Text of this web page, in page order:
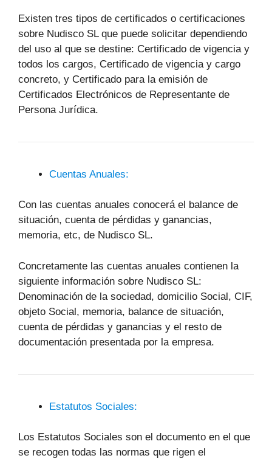
Existen tres tipos de certificados o certificaciones
sobre Nudisco SL que puede solicitar dependiendo
del uso al que se destine: Certificado de vigencia y
todos los cargos, Certificado de vigencia y cargo
concreto, y Certificado para la emisión de
Certificados Electrónicos de Representante de
Persona Jurídica.
Cuentas Anuales:
Con las cuentas anuales conocerá el balance de
situación, cuenta de pérdidas y ganancias,
memoria, etc, de Nudisco SL.
Concretamente las cuentas anuales contienen la
siguiente información sobre Nudisco SL:
Denominación de la sociedad, domicilio Social, CIF,
objeto Social, memoria, balance de situación,
cuenta de pérdidas y ganancias y el resto de
documentación presentada por la empresa.
Estatutos Sociales:
Los Estatutos Sociales son el documento en el que
se recogen todas las normas que rigen el